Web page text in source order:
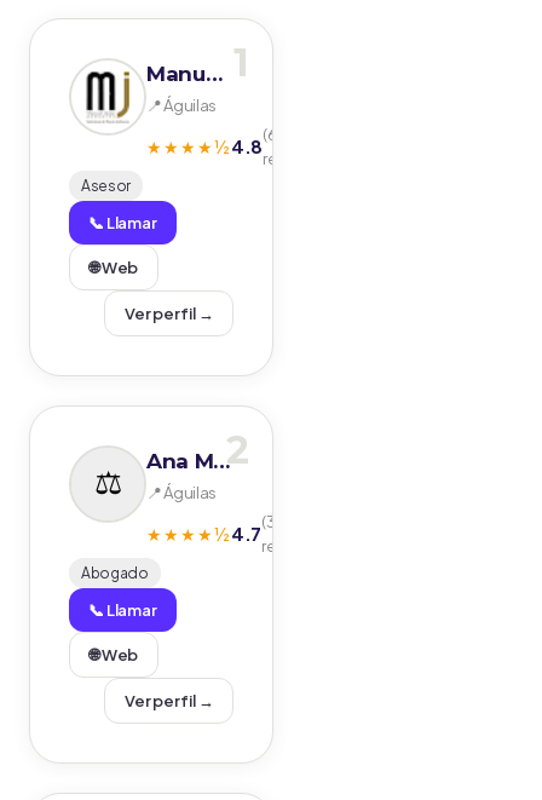
1
Manuel Jodar Asesores S.L.P.
📍 Águilas
★★★★½4.8(68
reseñas)
Asesor
📞 Llamar
🌐 Web
Ver perfil →
2
Ana María Cano Marín Abogados
📍 Águilas
★★★★½4.7(3
reseñas)
Abogado
📞 Llamar
🌐 Web
Ver perfil →